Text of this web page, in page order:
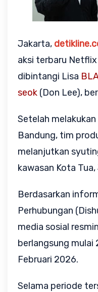
Jakarta,
aksi terbaru
dibintangi Lisa
seok (Don Lee),
Setelah
Bandung, tim
melanjutkan
kawasan Kota
Berdasarkan
Perhubungan
media sosial
berlangsung mulai
Februari 2026.
Selama periode